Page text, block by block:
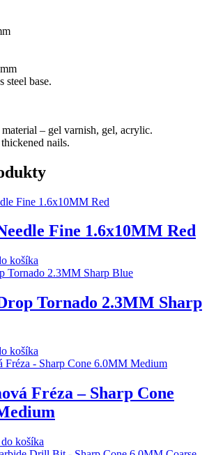
steel base.
– gel varnish, gel, acrylic.
nails.
Fine 1.6x10MM Red
košíka
Tornado 2.3MM Sharp
košíka
Fréza – Sharp Cone
košíka